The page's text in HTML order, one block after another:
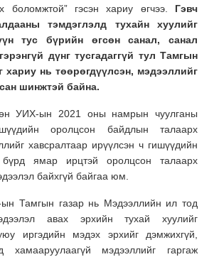
боломжтой” гэсэн хариу өгчээ. Гэвч
тэмдэглэлд тухайн хуулийг
тус бүрийн өгсөн санал, санал
дүнг тусгадаггүй тул Тамгын
хариу нь төөрөгдүүлсэн, мэдээллийг
шинжтэй байна.
2021 оны намрын чуулганы
оролцсон байдлын талаарх
хавсралтаар ирүүлсэн ч гишүүдийн
ямар ирцтэй оролцсон талаарх
байхгүй байгаа юм.
газар нь Мэдээллийн ил тод
авах эрхийн тухай хуулийг
иргэдийн мэдэх эрхийг дэмжихгүй,
хамааруулаагүй мэдээллийг гаргаж